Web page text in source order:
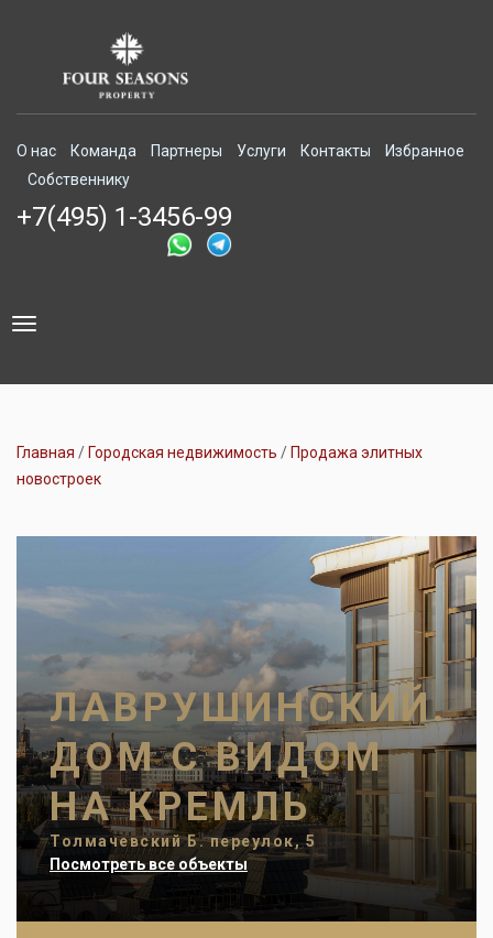
О нас Команда Партнеры Услуги Контакты
Избранное
Собственнику
+7(495) 1-3456-99
Toggle
Главная Городская недвижимость
Продажа элитных
новостроек
ЛАВРУШИНСКИЙ.
ДОМ С ВИДОМ
НА КРЕМЛЬ
Толмачевский Б. переулок, 5
Посмотреть все объекты